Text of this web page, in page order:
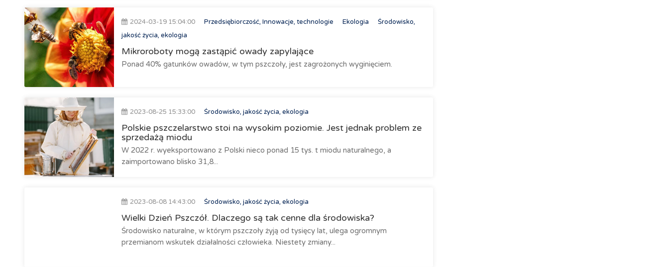
2024-03-19 15:04:00 Przedsiębiorczość, Innowacje, technologie Ekologia
Środowisko,
jakość życia, ekologia
Mikroroboty mogą zastąpić owady zapylające
Ponad 40% gatunków owadów, w tym pszczoły, jest zagrożonych wyginięciem.
2023-08-25 15:33:00 Środowisko, jakość życia, ekologia
Polskie pszczelarstwo stoi na wysokim poziomie. Jest jednak problem ze
sprzedażą miodu
W 2022 r. wyeksportowano z Polski nieco ponad 15 tys. t miodu naturalnego, a
zaimportowano blisko 31,8...
2023-08-08 14:43:00 Środowisko, jakość życia, ekologia
Wielki Dzień Pszczół. Dlaczego są tak cenne dla środowiska?
Środowisko naturalne, w którym pszczoły żyją od tysięcy lat, ulega ogromnym
przemianom wskutek działalności człowieka. Niestety zmiany...